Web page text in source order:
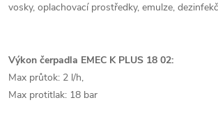
vosky, oplachovací prostředky, emulze,
Výkon čerpadla EMEC K PLUS 18 02:
Max průtok: 2 l/h,
Max protitlak: 18 bar